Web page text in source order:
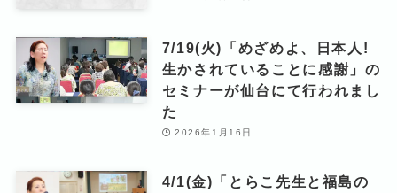
7/19(火)「めざめよ、日本人!
生かされていることに感謝」の
セミナーが仙台にて行われまし
た
2026年1月16日
4/1(金)「とらこ先生と福島の